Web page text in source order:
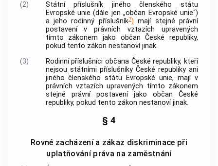
(2)
Státní příslušník jiného členského státu
Evropské unie (dále jen „občan Evropské unie“)
a jeho rodinný příslušník7) mají stejné právní
postavení v právních vztazích upravených
tímto zákonem jako občan České republiky,
pokud tento zákon nestanoví jinak.
(3)
Rodinní příslušníci občana České republiky, kteří
nejsou státními příslušníky České republiky ani
jiného členského státu Evropské unie, mají v
právních vztazích upravených tímto zákonem
stejné právní postavení jako občan České
republiky, pokud tento zákon nestanoví jinak.
§ 4
Rovné zacházení a zákaz diskriminace při
uplatňování práva na zaměstnání